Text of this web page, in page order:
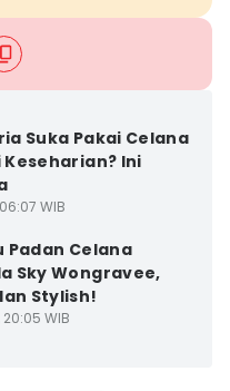
Suka Pakai Celana
Keseharian? Ini
WIB
Padan Celana
Sky Wongravee,
Stylish!
WIB